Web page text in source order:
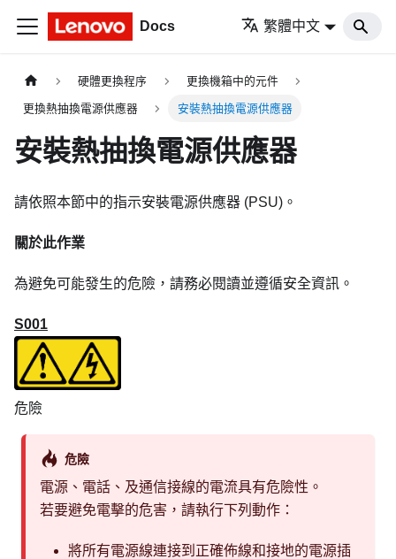
Docs 繁體中文
硬體更換程序 更換機箱中的元件
更換熱抽換電源供應器 安裝熱抽換電源供應器
安裝熱抽換電源供應器
請依照本節中的指示安裝電源供應器 (PSU)。
關於此作業
為避免可能發生的危險，請務必閱讀並遵循安全資訊。
S001
危險
危險
電源、電話、及通信接線的電流具有危險性。
若要避免電擊的危害，請執行下列動作：
將所有電源線連接到正確佈線和接地的電源插